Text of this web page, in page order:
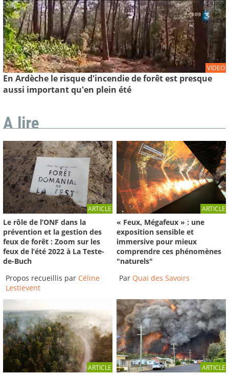
VIDEO
En Ardèche le risque d'incendie de forêt est presque
aussi important qu'en plein été
A lire
ARTICLE
Le rôle de l’ONF dans la
prévention et la gestion des
feux de forêt : Zoom sur les
feux de l’été 2022 à La Teste-
de-Buch
Propos recueillis par Céline
Lestievent
ARTICLE
« Feux, Mégafeux » : une
exposition sensible et
immersive pour mieux
comprendre ces phénomènes
"naturels"
Par Quai des Savoirs
ARTICLE ARTICLE